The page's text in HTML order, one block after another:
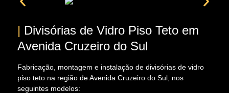
| Divisórias de Vidro Piso Teto em
Avenida Cruzeiro do Sul
Fabricação, montagem e instalação de divisórias de vidro
piso teto na região de Avenida Cruzeiro do Sul, nos
seguintes modelos: